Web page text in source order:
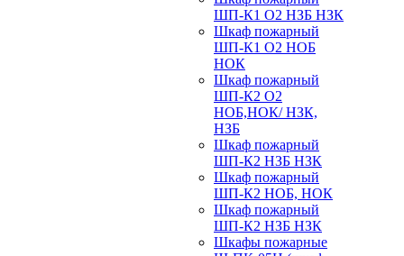
ШП-К1 О2 НЗБ НЗК
Шкаф пожарный
ШП-К1 О2 НОБ
НОК
Шкаф пожарный
ШП-К2 О2
НОБ,НОК/ НЗК,
НЗБ
Шкаф пожарный
ШП-К2 НЗБ НЗК
Шкаф пожарный
ШП-К2 НОБ, НОК
Шкаф пожарный
ШП-К2 НЗБ НЗК
Шкафы пожарные